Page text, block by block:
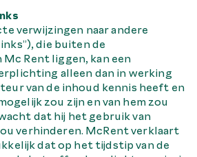
verwijzingen naar andere
die buiten de
Rent liggen, kan een
alleen dan in werking
van de inhoud kennis heeft en
zou zijn en van hem zou
dat hij het gebruik van
verhinderen. McRent verklaart
dat op het tijdstip van de